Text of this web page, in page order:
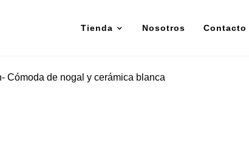
Tienda Nosotros Contacto
Cómoda de nogal y cerámica blanca